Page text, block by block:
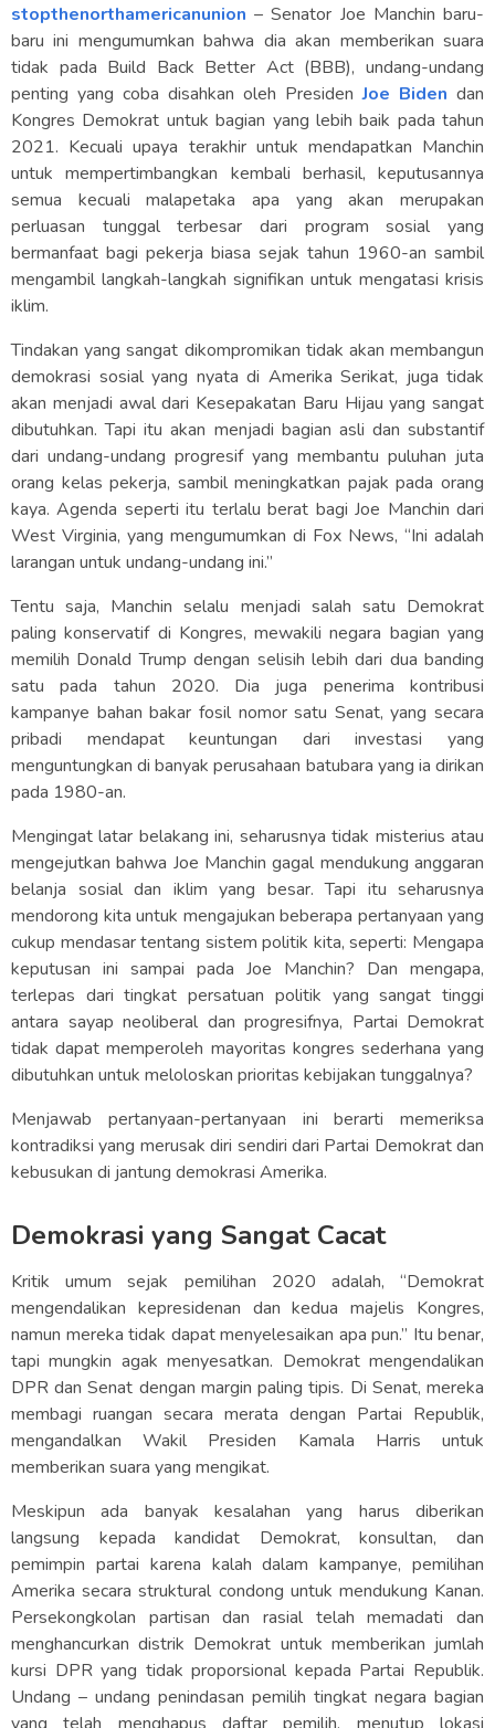
stopthenorthamericanunion – Senator Joe Manchin baru-
baru ini mengumumkan bahwa dia akan memberikan suara
tidak pada Build Back Better Act (BBB), undang-undang
penting yang coba disahkan oleh PresidenJoe Biden dan
Kongres Demokrat untuk bagian yang lebih baik pada tahun
2021. Kecuali upaya terakhir untuk mendapatkan Manchin
untuk mempertimbangkan kembali berhasil, keputusannya
semua kecuali malapetaka apa yang akan merupakan
perluasan tunggal terbesar dari program sosial yang
bermanfaat bagi pekerja biasa sejak tahun 1960-an sambil
mengambil langkah-langkah signifikan untuk mengatasi krisis
iklim.
Tindakan yang sangat dikompromikan tidak akan membangun
demokrasi sosial yang nyata di Amerika Serikat, juga tidak
akan menjadi awal dari Kesepakatan Baru Hijau yang sangat
dibutuhkan. Tapi itu akan menjadi bagian asli dan substantif
dari undang-undang progresif yang membantu puluhan juta
orang kelas pekerja, sambil meningkatkan pajak pada orang
kaya. Agenda seperti itu terlalu berat bagi Joe Manchin dari
West Virginia, yang mengumumkan di Fox News, “Ini adalah
larangan untuk undang-undang ini.”
Tentu saja, Manchin selalu menjadi salah satu Demokrat
paling konservatif di Kongres, mewakili negara bagian yang
memilih Donald Trump dengan selisih lebih dari dua banding
satu pada tahun 2020. Dia juga penerima kontribusi
kampanye bahan bakar fosil nomor satu Senat, yang secara
pribadi mendapat keuntungan dari investasi yang
menguntungkan di banyak perusahaan batubara yang ia dirikan
pada 1980-an.
Mengingat latar belakang ini, seharusnya tidak misterius atau
mengejutkan bahwa Joe Manchin gagal mendukung anggaran
belanja sosial dan iklim yang besar. Tapi itu seharusnya
mendorong kita untuk mengajukan beberapa pertanyaan yang
cukup mendasar tentang sistem politik kita, seperti: Mengapa
keputusan ini sampai pada Joe Manchin? Dan mengapa,
terlepas dari tingkat persatuan politik yang sangat tinggi
antara sayap neoliberal dan progresifnya, Partai Demokrat
tidak dapat memperoleh mayoritas kongres sederhana yang
dibutuhkan untuk meloloskan prioritas kebijakan tunggalnya?
Menjawab pertanyaan-pertanyaan ini berarti memeriksa
kontradiksi yang merusak diri sendiri dari Partai Demokrat dan
kebusukan di jantung demokrasi Amerika.
Demokrasi yang Sangat Cacat
Kritik umum sejak pemilihan 2020 adalah, “Demokrat
mengendalikan kepresidenan dan kedua majelis Kongres,
namun mereka tidak dapat menyelesaikan apa pun.” Itu benar,
tapi mungkin agak menyesatkan. Demokrat mengendalikan
DPR dan Senat dengan margin paling tipis. Di Senat, mereka
membagi ruangan secara merata dengan Partai Republik,
mengandalkan Wakil Presiden Kamala Harris untuk
memberikan suara yang mengikat.
Meskipun ada banyak kesalahan yang harus diberikan
langsung kepada kandidat Demokrat, konsultan, dan
pemimpin partai karena kalah dalam kampanye, pemilihan
Amerika secara struktural condong untuk mendukung Kanan.
Persekongkolan partisan dan rasial telah memadati dan
menghancurkan distrik Demokrat untuk memberikan jumlah
kursi DPR yang tidak proporsional kepada Partai Republik.
Undang – undang penindasan pemilih tingkat negara bagian
yang telah menghapus daftar pemilih, menutup lokasi